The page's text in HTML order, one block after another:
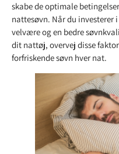
skabe de optimale
nattesøvn. Når du
velvære og en bedre
dit nattøj, overvej disse
forfriskende søvn hver nat.